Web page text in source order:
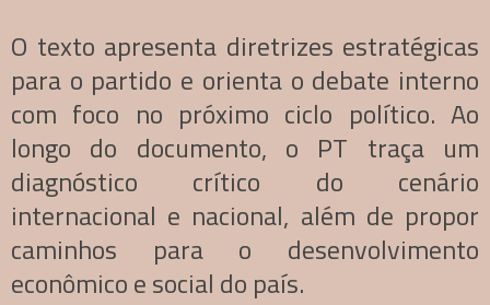
O texto apresenta diretrizes estratégicas
para o partido e orienta o debate interno
com foco no próximo ciclo político. Ao
longo do documento, o PT traça um
diagnóstico crítico do cenário
internacional e nacional, além de propor
caminhos para o desenvolvimento
econômico e social do país.